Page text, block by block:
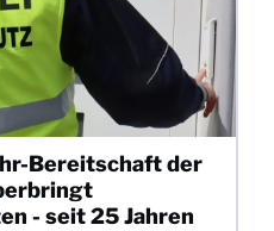
Bereitschaft der
- seit 25 Jahren